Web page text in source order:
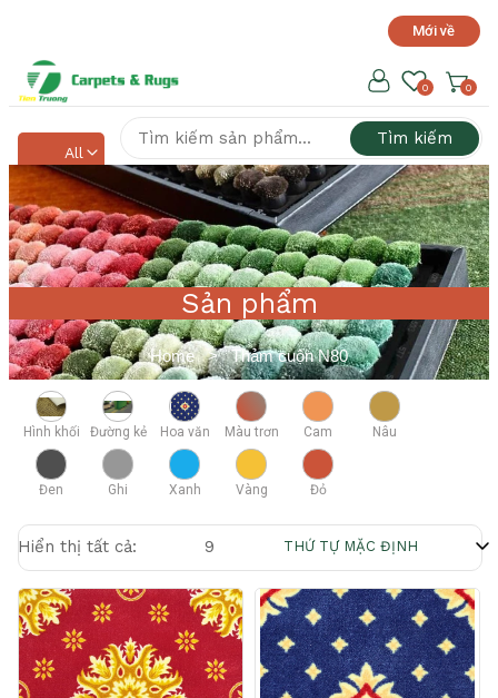
Tìm kiếm
0
0
All
Mới về
Home > Thảm cuộn N80
Sản phẩm
THỨ TỰ MẶC ĐỊNH
9
Hiển thị tất cả:
Hình khối Đường kẻ Hoa văn Màu trơn Cam Nâu
Đen Ghi Xanh Vàng Đỏ